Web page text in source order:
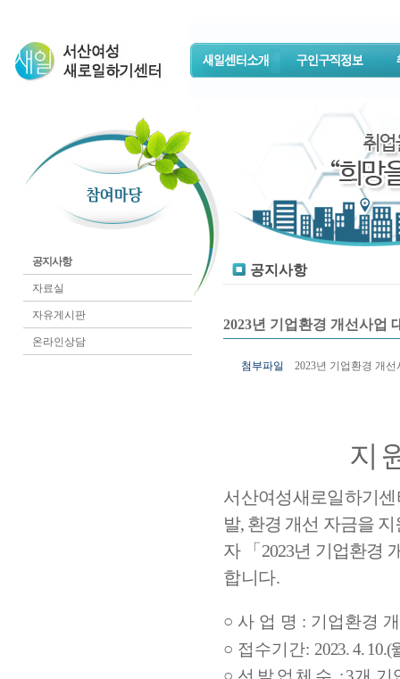
공지사항
자료실
자유게시판
온라인상담
공지사항
2023년 기업환경 개선사업
첨부파일 2023년 기업환경 개
지
서 산여성새로일하기
발, 환경 개선 자금을
자
「 2023년 기업환경
합니다.
○ 사 업 명 : 기업환경
○ 접수기간: 2023. 4. 10.(